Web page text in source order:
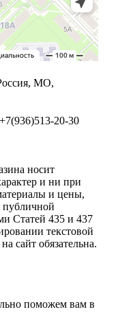
МО,
20-30
носит
и ни при
и цены,
публичной
Статей 435 и 437
текстовой
сайт обязательна.
поможем вам в